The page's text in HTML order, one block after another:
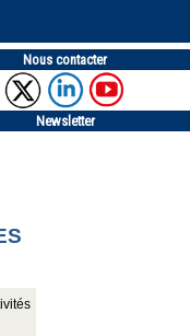
Nous contacter
Newsletter